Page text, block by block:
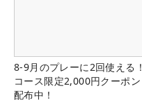
8-9月のプレーに2回使える！
コース限定2,000円クーポン
配布中！